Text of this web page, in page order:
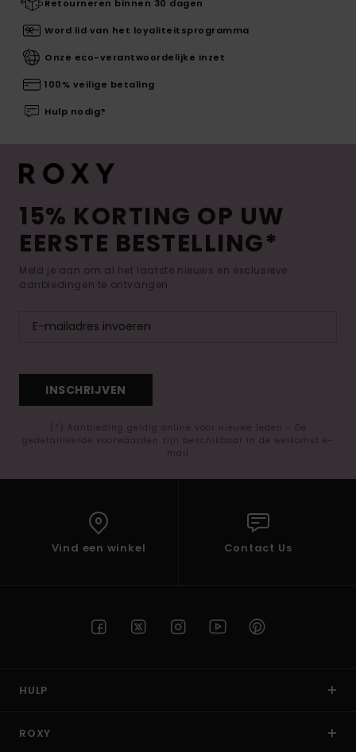
Retourneren binnen 30 dagen
Word lid van het loyaliteitsprogramma
Onze eco-verantwoordelijke inzet
100% veilige betaling
Hulp nodig?
15% KORTING OP UW
EERSTE BESTELLING*
Meld je aan om al het laatste nieuws en exclusieve
aanbiedingen te ontvangen.
INSCHRIJVEN
(*) Aanbieding geldig online voor nieuwe leden - De
gedetailleerde voorwaarden zijn beschikbaar in de welkomst e-
mail
Vind een winkel Contact Us
HULP
ROXY